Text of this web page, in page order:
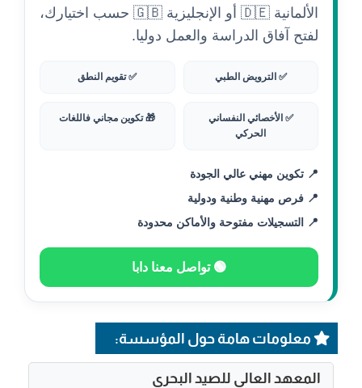
الألمانية 🇩🇪 أو الإنجليزية 🇬🇧 حسب اختيارك،
لفتح آفاق الدراسة والعمل دوليا.
✅ الترويض الطبي ✅ تقويم النطق
✅ الأخصائي النفساني
الحركي
🎁 تكوين مجاني فاللغات
📍 تكوين مهني عالي الجودة
📍 فرص مهنية وطنية ودولية
📍 التسجيلات مفتوحة والأماكن محدودة
🟢 تواصل معنا دابا
معلومات هامة حول المؤسسة:
المعهد العالي للصيد البحري